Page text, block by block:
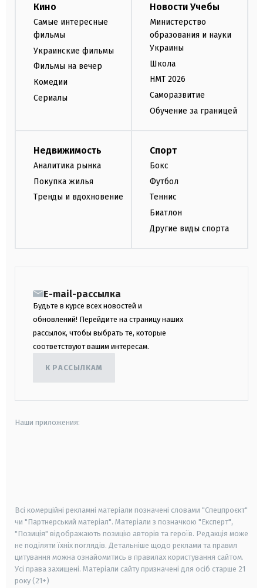
Кино
Самые интересные
фильмы
Украинские фильмы
Фильмы на вечер
Комедии
Сериалы
Новости Учебы
Министерство
образования и науки
Украины
Школа
НМТ 2026
Саморазвитие
Обучение за границей
Недвижимость
Аналитика рынка
Покупка жилья
Тренды и вдохновение
Спорт
Бокс
Футбол
Теннис
Биатлон
Другие виды спорта
E-mail-рассылка
Будьте в курсе всех новостей и
обновлений! Перейдите на страницу наших
рассылок, чтобы выбрать те, которые
соответствуют вашим интересам.
К РАССЫЛКАМ
Наши приложения:
Всі комерційні рекламні матеріали позначені словами "Спецпроєкт"
чи "Партнерський матеріал". Матеріали з позначкою "Експерт",
"Позиція" відображають позицію авторів та героїв. Редакція може
не поділяти їхніх поглядів. Детальніше щодо реклами та правил
цитування можна ознайомитись в правилах користування сайтом.
Усі права захищені. Матеріали сайту призначені для осіб старше 21
року (21+)